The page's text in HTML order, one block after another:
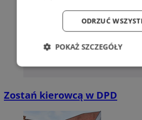
Zostań kierowcą w DPD
ODRZUĆ
POKAŻ SZCZEGÓŁY
Niezbędne